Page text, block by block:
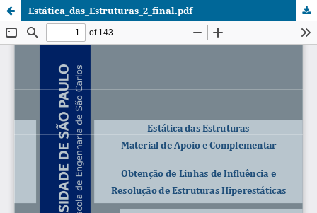
Estática_das_Estruturas_2_final.pdf